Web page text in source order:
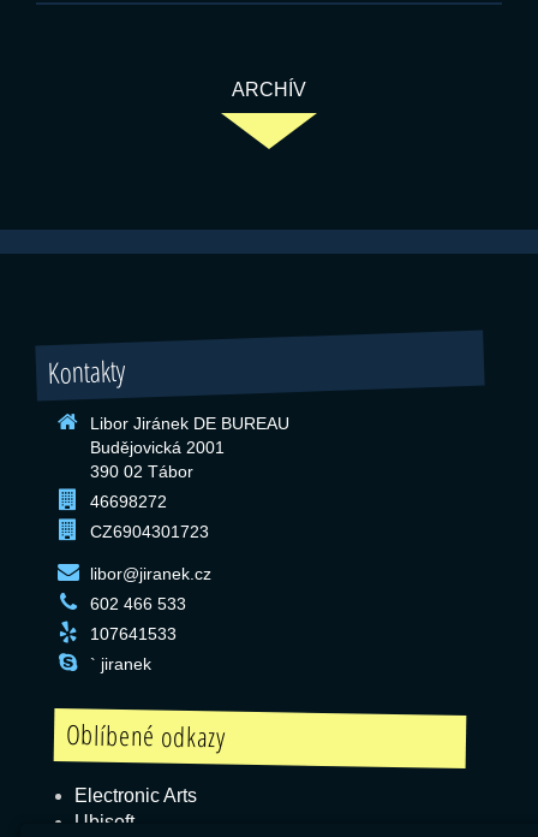
ARCHÍV
Kontakty
Libor Jiránek DE BUREAU
Budějovická 2001
390 02 Tábor
46698272
CZ6904301723
libor@jiranek.cz
602 466 533
107641533
` jiranek
Oblíbené odkazy
Electronic Arts
Ubisoft